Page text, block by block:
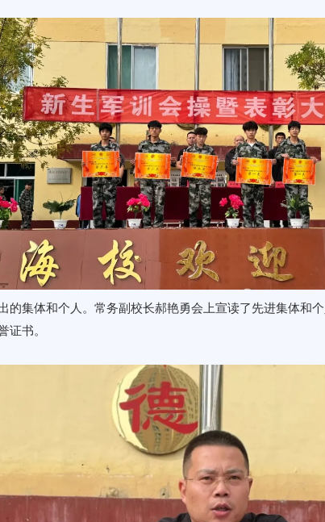
的集体和个人。常务副校长郝艳勇会上宣读了先进集体和
证书。